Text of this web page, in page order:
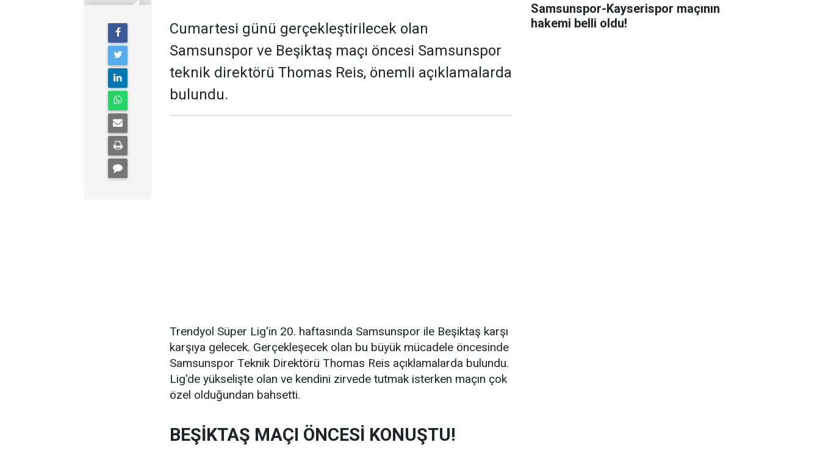
Cumartesi günü gerçekleştirilecek olan
Samsunspor ve Beşiktaş maçı öncesi Samsunspor
teknik direktörü Thomas Reis, önemli açıklamalarda
bulundu.
Trendyol Süper Lig'in 20. haftasında Samsunspor ile Beşiktaş karşı
karşıya gelecek. Gerçekleşecek olan bu büyük mücadele öncesinde
Samsunspor Teknik Direktörü Thomas Reis açıklamalarda bulundu.
Lig'de yükselişte olan ve kendini zirvede tutmak isterken maçın çok
özel olduğundan bahsetti.
BEŞİKTAŞ MAÇI ÖNCESİ KONUŞTU!
Samsunspor-Kayserispor maçının
hakemi belli oldu!